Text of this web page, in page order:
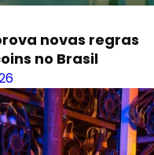
novas regras
no Brasil